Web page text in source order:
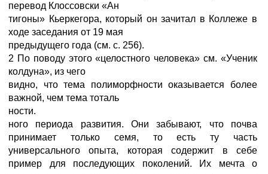
перевод Клоссовски «Ан
тигоны» Кьеркегора, который он зачитал в Коллеже в
ходе заседания от 19 мая
предыдущего года (см. с. 256).
2 По поводу этого «целостного человека» см. «Ученик
колдуна», из чего
видно, что тема полиморфности оказывается более
важной, чем тема тоталь
ности.
ного периода развития. Они забывают, что почва
принимает только семя, то есть ту часть
универсального опыта, которая содержит в себе
пример для последующих поколений. Их мечта о